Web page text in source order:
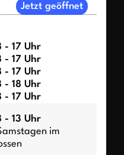
Jetzt geöffnet
- 17 Uhr
- 17 Uhr
- 17 Uhr
- 18 Uhr
- 17 Uhr
- 13 Uhr
im